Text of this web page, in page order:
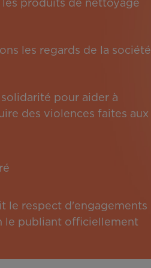
produits de nettoyage
les regards de la société
pour aider à
des violences faites aux
le respect d'engagements
le publiant officiellement